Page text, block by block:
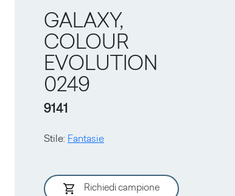
GALAXY,
COLOUR
EVOLUTION
0249
9141
Stile: Fantasie
Richiedi campione